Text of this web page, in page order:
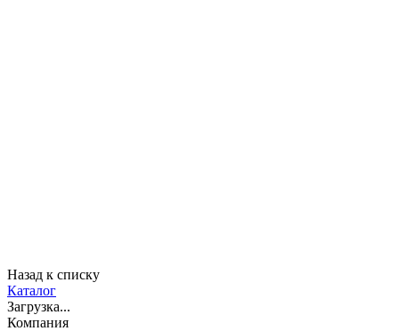
Назад к списку
Каталог
Загрузка...
Компания